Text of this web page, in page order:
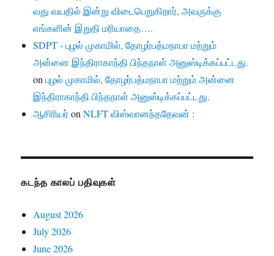
வது வயதில் இன்று விடைபெறுகிறார், அவருக்கு
எங்களின் இறுதி மரியாதை….
SDPT - புழல் முகாமில், தோழர்பத்மநாபா மற்றும்
அன்னை இந்திராகாந்தி பிந்தநாள் அனுஸ்டிக்கப்பட்டது.
onபுழல் முகாமில், தோழர்பத்மநாபா மற்றும் அன்னை
இந்திராகாந்தி பிந்தநாள் அனுஸ்டிக்கப்பட்டது.
ஆசிரியர்onNLFT விஸ்வானந்ததேவன் :
கடந்த காலப் பதிவுகள்
August 2026
July 2026
June 2026